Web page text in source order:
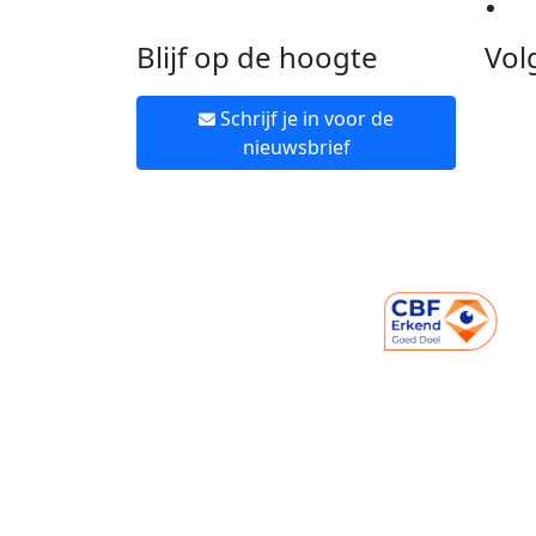
Blijf op de hoogte
Schrijf je in voor de
nieuwsbrief